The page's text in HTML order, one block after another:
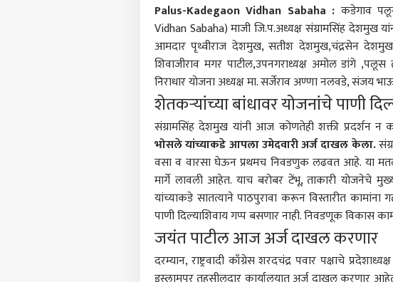
Palus-Kadegaon Vidhan Sabaha : कडेगाव
Vidhan Sabaha) माजी जि.प.अध्यक्ष संग्रामसिंह देशमुख
आमदार पृथ्वीराज देशमुख, सतीश देशमुख,चंद्रसेन
शिवाजीराव मगर पाटील,उपनगराध्यक्ष अमोल डांगे
निराधार योजना अध्यक्ष मा. सर्जेराव अण्णा नलवडे, संजय
शेतकऱ्यांच्या बांधावर योजनांचे पाणी
संग्रामसिंह देशमुख यांनी आज कोणतेही शक्ती प्रदर्शन न
भोसले यांच्याकडे आपला उमेदवारी अर्ज दाखल केला.
वसा व वारसा घेऊन प्रथमच निवडणुक लढवत आहे. या
मार्गे लावली आहेत. याच बरोबर टेंभू, ताकारी योजनेचे
यांच्याकडे सातत्याने पाठपुरावा करून विस्तारीत कामांना
पाणी दिल्याशिवाय गप्प बसणार नाही. निवडणूक
जयंत पाटील आज अर्ज दाखल करणार
दरम्यान, राष्ट्रवादी काँग्रेस शरदचंद्र पवार पक्षाचे
हॅलो गेस्ट
आमच्यासोबत जाहिरात करा
पर्सनल कॉर्नर
टॉप आर्टिकल
भारत